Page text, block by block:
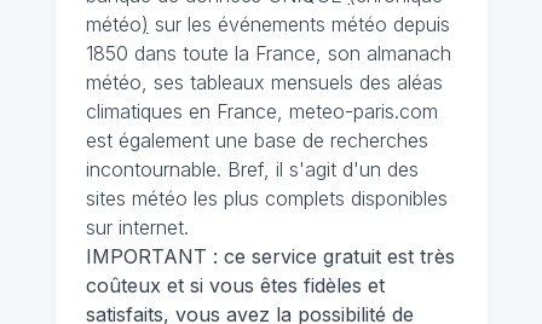
météo) sur les événements météo depuis
1850 dans toute la France, son almanach
météo, ses tableaux mensuels des aléas
climatiques en France, meteo-paris.com
est également une base de recherches
incontournable. Bref, il s'agit d'un des
sites météo les plus complets disponibles
sur internet.
IMPORTANT : ce service gratuit est très
coûteux et si vous êtes fidèles et
satisfaits, vous avez la possibilité de